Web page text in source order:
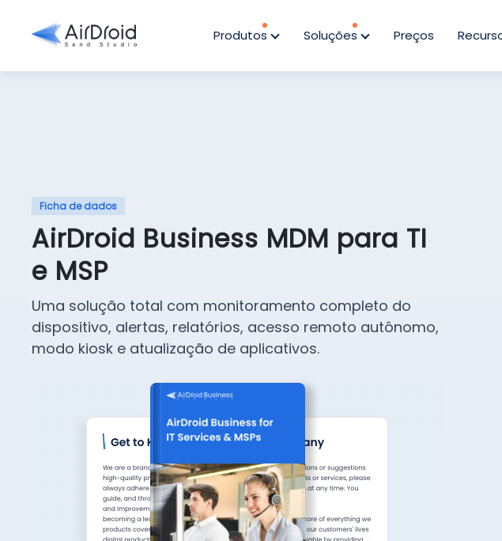
Produtos Soluções Preços
Ficha de dados
AirDroid Business MDM para TI
e MSP
Uma solução total com monitoramento completo do
dispositivo, alertas, relatórios, acesso remoto autônomo,
modo kiosk e atualização de aplicativos.